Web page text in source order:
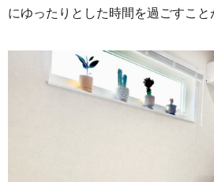
にゆったりとした時間を過ごすこと